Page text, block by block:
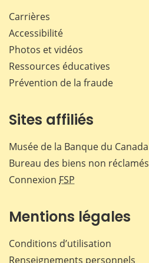
Carrières
Accessibilité
Photos et vidéos
Ressources éducatives
Prévention de la fraude
Sites affiliés
Musée de la Banque du Canada
Bureau des biens non réclamés
Connexion FSP
Mentions légales
Conditions d’utilisation
Renseignements personnels